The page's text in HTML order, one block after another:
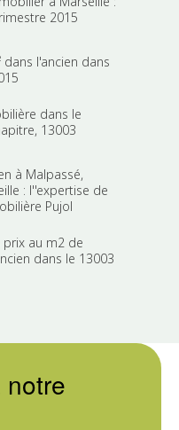
2015
dans l'ancien dans
dans le
13003
à Malpassé,
: l''expertise de
Pujol
prix au m2 de
dans le 13003
notre